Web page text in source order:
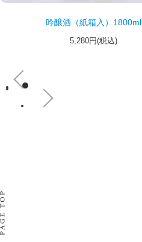
吟醸酒（紙箱入）1800ml
5,280円(税込)